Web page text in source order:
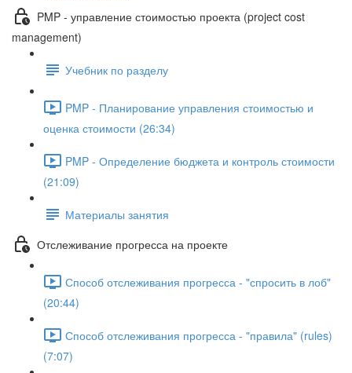
PMP - управление стоимостью проекта (project cost
management)
Учебник по разделу
PMP - Планирование управления стоимостью и
оценка стоимости (26:34)
PMP - Определение бюджета и контроль стоимости
(21:09)
Материалы занятия
Отслеживание прогресса на проекте
Способ отслеживания прогресса - "спросить в лоб"
(20:44)
Способ отслеживания прогресса - "правила" (rules)
(7:07)